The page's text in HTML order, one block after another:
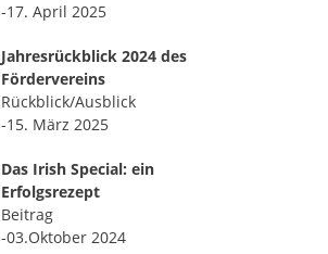
-17. April 2025
Jahresrückblick 2024 des
Fördervereins
Rückblick/Ausblick
-15. März 2025
Das Irish Special: ein
Erfolgsrezept
Beitrag
-03.Oktober 2024